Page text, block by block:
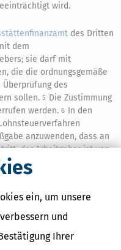
ein, um unsere
und
Ihrer
wird.
des Dritten
dem
sie darf mit
die die ordnungsgemäße
des
sollen. 5 Die Zustimmung
werden. 6 In den
anzuwenden, dass an
der Arbeitgeber ist von
diese Pflichten erfüllt
Arbeitgebers, kann er den
Dienstverhältnissen
in der
Barlohn zur Deckung